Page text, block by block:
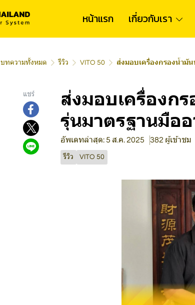
หน้าแรก เกี่ยวกับเรา
บทความทั้งหมด รีวิว VITO 50 ส่งมอบเครื่องกรองน้ำมัน
แชร์
ส่งมอบเครื่องก
รุ่นมาตรฐานมือ
อัพเดทล่าสุด: 5 ส.ค. 2025 382 ผู้เข้าชม
รีวิว VITO 50